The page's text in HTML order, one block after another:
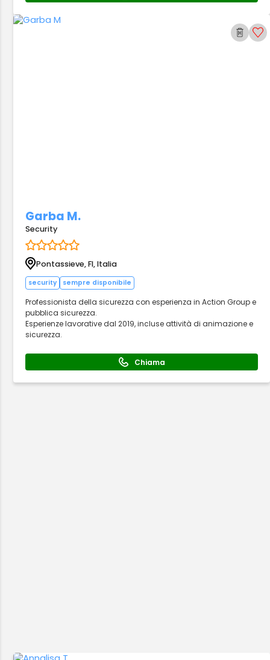
Garba M.
Security
Pontassieve, FI, Italia
security sempre disponibile
Professionista della sicurezza con esperienza in Action Group e
pubblica sicurezza.
Esperienze lavorative dal 2019, incluse attività di animazione e
sicurezza.
Chiama